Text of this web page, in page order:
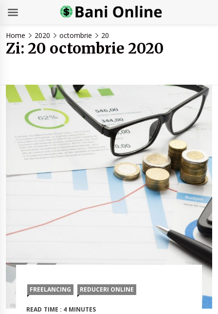
content
Home 2020 octombrie 20
Zi: 20 octombrie 2020
FREELANCING REDUCERI ONLINE
READ TIME : 4 MINUTES